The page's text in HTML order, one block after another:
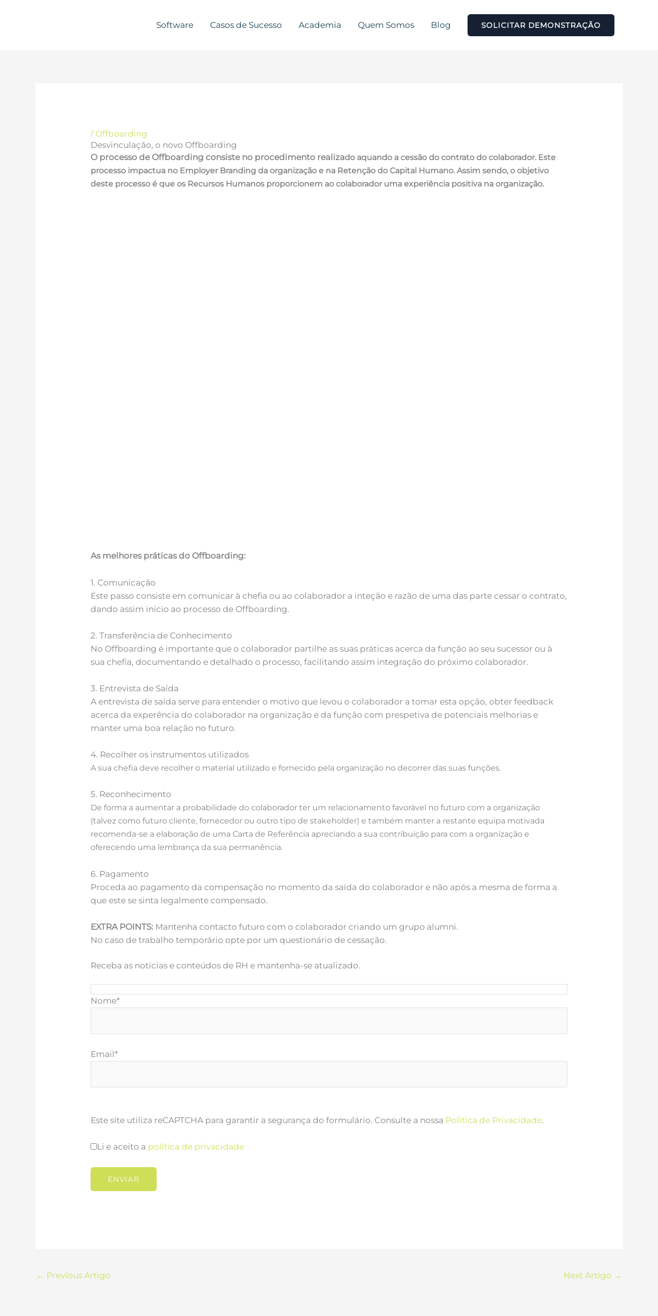
Software Casos de Sucesso Academia Quem Somos Blog SOLICITAR DEMONSTRAÇÃO
/ Offboarding
Desvinculação, o novo Offboarding
O processo de Offboarding consiste no procedimento realizado aquando a cessão do contrato do colaborador. Este
processo impactua no Employer Branding da organização e na Retenção do Capital Humano. Assim sendo, o objetivo
deste processo é que os Recursos Humanos proporcionem ao colaborador uma experiência positiva na organização.
As melhores práticas do Offboarding:
1. Comunicação
Este passo consiste em comunicar à chefia ou ao colaborador a inteção e razão de uma das parte cessar o contrato,
dando assim início ao processo de Offboarding.
2. Transferência de Conhecimento
No Offboarding é importante que o colaborador partilhe as suas práticas acerca da função ao seu sucessor ou à
sua chefia, documentando e detalhado o processo, facilitando assim integração do próximo colaborador.
3. Entrevista de Saída
A entrevista de saída serve para entender o motivo que levou o colaborador a tomar esta opção, obter feedback
acerca da experência do colaborador na organização e da função com prespetiva de potenciais melhorias e
manter uma boa relação no futuro.
4. Recolher os instrumentos utilizados
A sua chefia deve recolher o material utilizado e fornecido pela organização no decorrer das suas funções.
5. Reconhecimento
De forma a aumentar a probabilidade do colaborador ter um relacionamento favorável no futuro com a organização
(talvez como futuro cliente, fornecedor ou outro tipo de stakeholder) e também manter a restante equipa motivada
recomenda-se a elaboração de uma Carta de Referência apreciando a sua contribuição para com a organização e
oferecendo uma lembrança da sua permanência.
6. Pagamento
Proceda ao pagamento da compensação no momento da saída do colaborador e não após a mesma de forma a
que este se sinta legalmente compensado.
EXTRA POINTS: Mantenha contacto futuro com o colaborador criando um grupo alumni.
No caso de trabalho temporário opte por um questionário de cessação.
Receba as notícias e conteúdos de RH e mantenha-se atualizado.
Nome*
Email*
Este site utiliza reCAPTCHA para garantir a segurança do formulário. Consulte a nossa Política de Privacidade.
Li e aceito a política de privacidade
← Previous Artigo Next Artigo →